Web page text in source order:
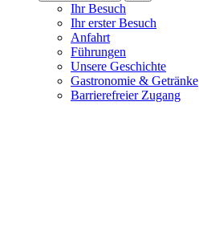
Ihr Besuch
Ihr erster Besuch
Anfahrt
Führungen
Unsere Geschichte
Gastronomie & Getränke
Barrierefreier Zugang